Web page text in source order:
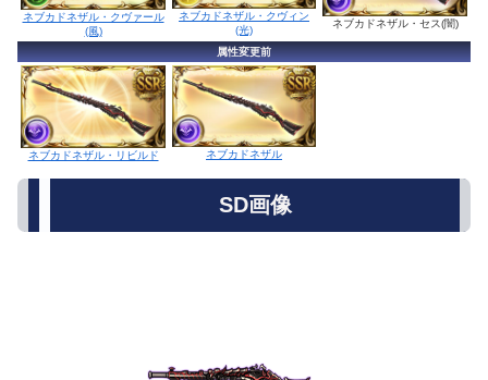
ネブカドネザル・クヴァール
(風)
ネブカドネザル・クヴィン
(光)
ネブカドネザル・セス(闇)
属性変更前
ネブカドネザル・リビルド ネブカドネザル
SD画像